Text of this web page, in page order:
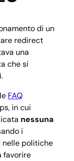
di un
redirect
una
che si
FAQ
in cui
nessuna
i
nelle politiche
favorire